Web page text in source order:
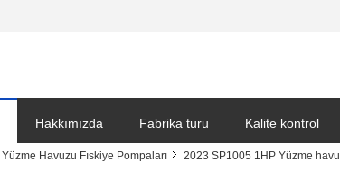
Hakkımızda Fabrika turu Kalite kontrol
Yüzme Havuzu Fıskiye Pompaları 2023 SP1005 1HP Yüzme